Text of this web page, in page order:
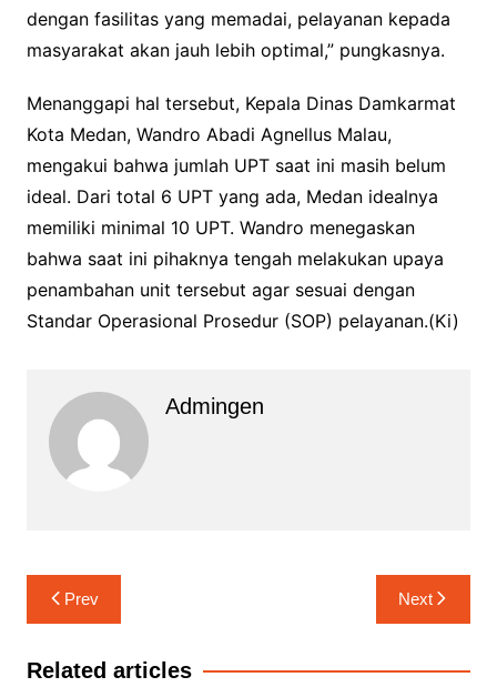
dengan fasilitas yang memadai, pelayanan kepada
masyarakat akan jauh lebih optimal,” pungkasnya.
Menanggapi hal tersebut, Kepala Dinas Damkarmat
Kota Medan, Wandro Abadi Agnellus Malau,
mengakui bahwa jumlah UPT saat ini masih belum
ideal. Dari total 6 UPT yang ada, Medan idealnya
memiliki minimal 10 UPT. Wandro menegaskan
bahwa saat ini pihaknya tengah melakukan upaya
penambahan unit tersebut agar sesuai dengan
Standar Operasional Prosedur (SOP) pelayanan.(Ki)
Admingen
Navigasi
pos
Prev Next
Related articles